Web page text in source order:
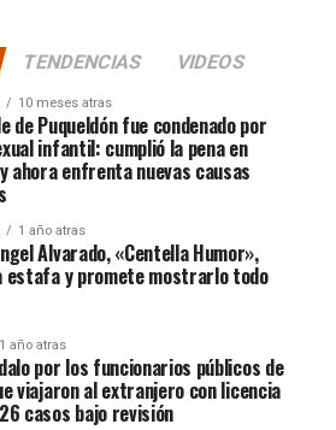
TENDENCIAS VIDEOS
10 meses atras
de Puqueldón fue condenado por
infantil: cumplió la pena en
ahora enfrenta nuevas causas
1 año atras
Alvarado, «Centella Humor»,
estafa y promete mostrarlo todo
1 año atras
por los funcionarios públicos de
viajaron al extranjero con licencia
casos bajo revisión